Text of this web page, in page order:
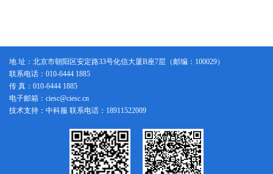
地 址：北京市朝阳区安定路33号化信大厦B座7层（邮编：100029）
联系电话：010-6444 1885
传 真：010-6444 1885
电子邮箱：ciesc@ciesc.cn
技术支持：中科服 联系电话：18911522009